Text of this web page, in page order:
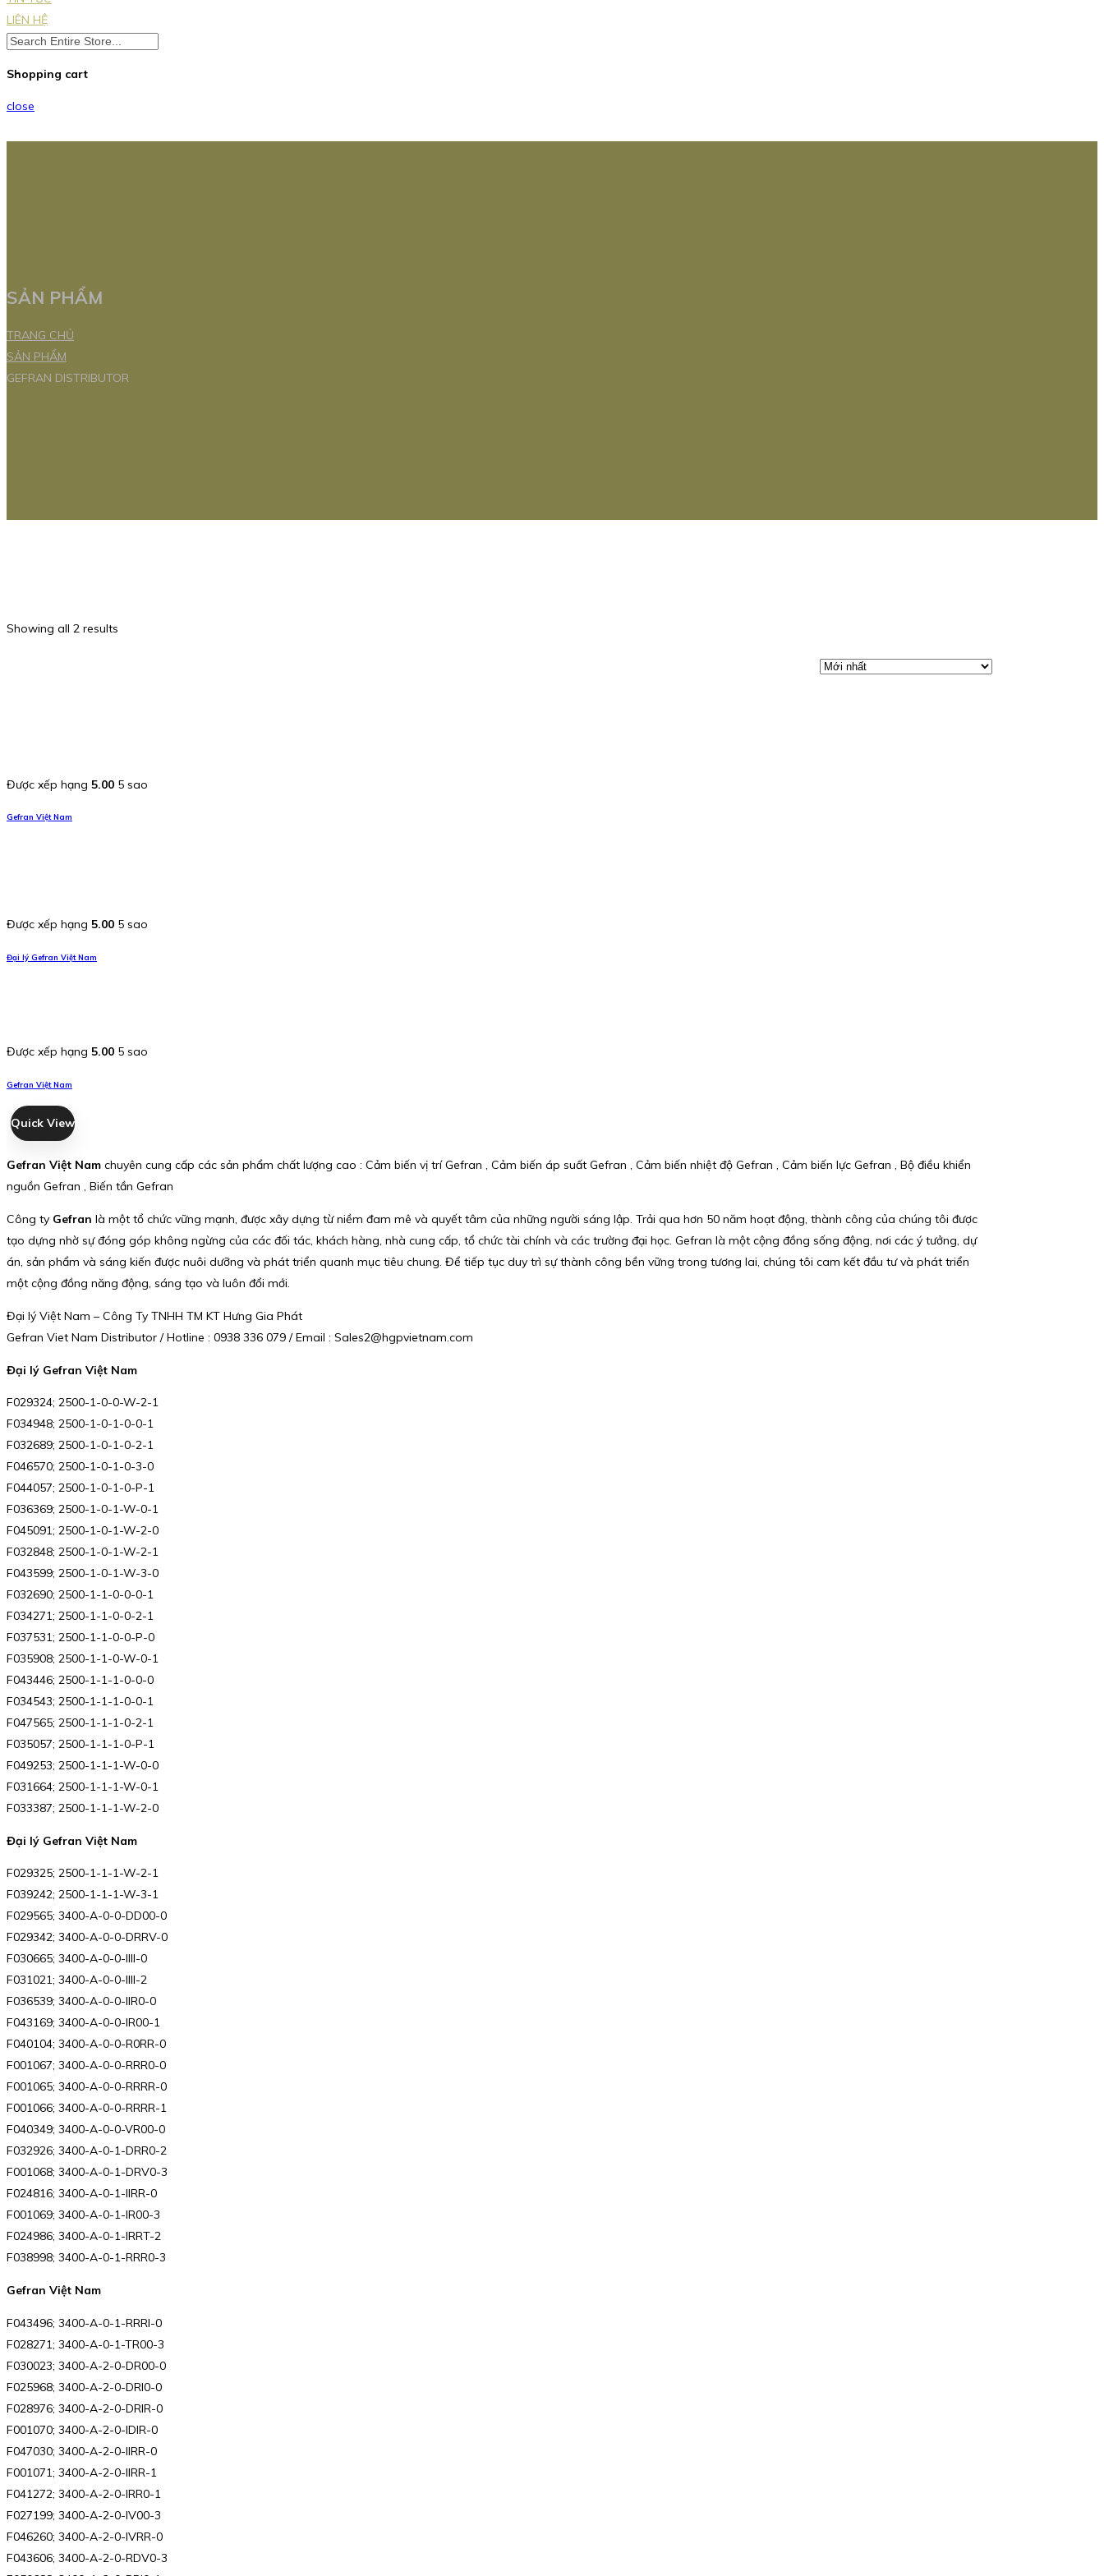
LIÊN HỆ
Shopping cart
close
SẢN PHẨM
TRANG CHỦ
SẢN PHẨM
GEFRAN DISTRIBUTOR
Showing all 2 results
Được xếp hạng 5.00 5 sao
Gefran Việt Nam
Được xếp hạng 5.00 5 sao
Đại lý Gefran Việt Nam
Được xếp hạng 5.00 5 sao
Gefran Việt Nam
Quick View
Gefran Việt Nam chuyên cung cấp các sản phẩm chất lượng cao : Cảm biến vị trí Gefran , Cảm biến áp suất Gefran , Cảm biến nhiệt độ Gefran , Cảm biến lực Gefran , Bộ điều khiển
nguồn Gefran , Biến tần Gefran
Công ty Gefran là một tổ chức vững mạnh, được xây dựng từ niềm đam mê và quyết tâm của những người sáng lập. Trải qua hơn 50 năm hoạt động, thành công của chúng tôi được
tạo dựng nhờ sự đóng góp không ngừng của các đối tác, khách hàng, nhà cung cấp, tổ chức tài chính và các trường đại học. Gefran là một cộng đồng sống động, nơi các ý tưởng, dự
án, sản phẩm và sáng kiến được nuôi dưỡng và phát triển quanh mục tiêu chung. Để tiếp tục duy trì sự thành công bền vững trong tương lai, chúng tôi cam kết đầu tư và phát triển
một cộng đồng năng động, sáng tạo và luôn đổi mới.
Đại lý Việt Nam – Công Ty TNHH TM KT Hưng Gia Phát
Gefran Viet Nam Distributor / Hotline : 0938 336 079 / Email : Sales2@hgpvietnam.com
Đại lý Gefran Việt Nam
F029324; 2500-1-0-0-W-2-1
F034948; 2500-1-0-1-0-0-1
F032689; 2500-1-0-1-0-2-1
F046570; 2500-1-0-1-0-3-0
F044057; 2500-1-0-1-0-P-1
F036369; 2500-1-0-1-W-0-1
F045091; 2500-1-0-1-W-2-0
F032848; 2500-1-0-1-W-2-1
F043599; 2500-1-0-1-W-3-0
F032690; 2500-1-1-0-0-0-1
F034271; 2500-1-1-0-0-2-1
F037531; 2500-1-1-0-0-P-0
F035908; 2500-1-1-0-W-0-1
F043446; 2500-1-1-1-0-0-0
F034543; 2500-1-1-1-0-0-1
F047565; 2500-1-1-1-0-2-1
F035057; 2500-1-1-1-0-P-1
F049253; 2500-1-1-1-W-0-0
F031664; 2500-1-1-1-W-0-1
F033387; 2500-1-1-1-W-2-0
Đại lý Gefran Việt Nam
F029325; 2500-1-1-1-W-2-1
F039242; 2500-1-1-1-W-3-1
F029565; 3400-A-0-0-DD00-0
F029342; 3400-A-0-0-DRRV-0
F030665; 3400-A-0-0-IIII-0
F031021; 3400-A-0-0-IIII-2
F036539; 3400-A-0-0-IIR0-0
F043169; 3400-A-0-0-IR00-1
F040104; 3400-A-0-0-R0RR-0
F001067; 3400-A-0-0-RRR0-0
F001065; 3400-A-0-0-RRRR-0
F001066; 3400-A-0-0-RRRR-1
F040349; 3400-A-0-0-VR00-0
F032926; 3400-A-0-1-DRR0-2
F001068; 3400-A-0-1-DRV0-3
F024816; 3400-A-0-1-IIRR-0
F001069; 3400-A-0-1-IR00-3
F024986; 3400-A-0-1-IRRT-2
F038998; 3400-A-0-1-RRR0-3
Gefran Việt Nam
F043496; 3400-A-0-1-RRRI-0
F028271; 3400-A-0-1-TR00-3
F030023; 3400-A-2-0-DR00-0
F025968; 3400-A-2-0-DRI0-0
F028976; 3400-A-2-0-DRIR-0
F001070; 3400-A-2-0-IDIR-0
F047030; 3400-A-2-0-IIRR-0
F001071; 3400-A-2-0-IIRR-1
F041272; 3400-A-2-0-IRR0-1
F027199; 3400-A-2-0-IV00-3
F046260; 3400-A-2-0-IVRR-0
F043606; 3400-A-2-0-RDV0-3